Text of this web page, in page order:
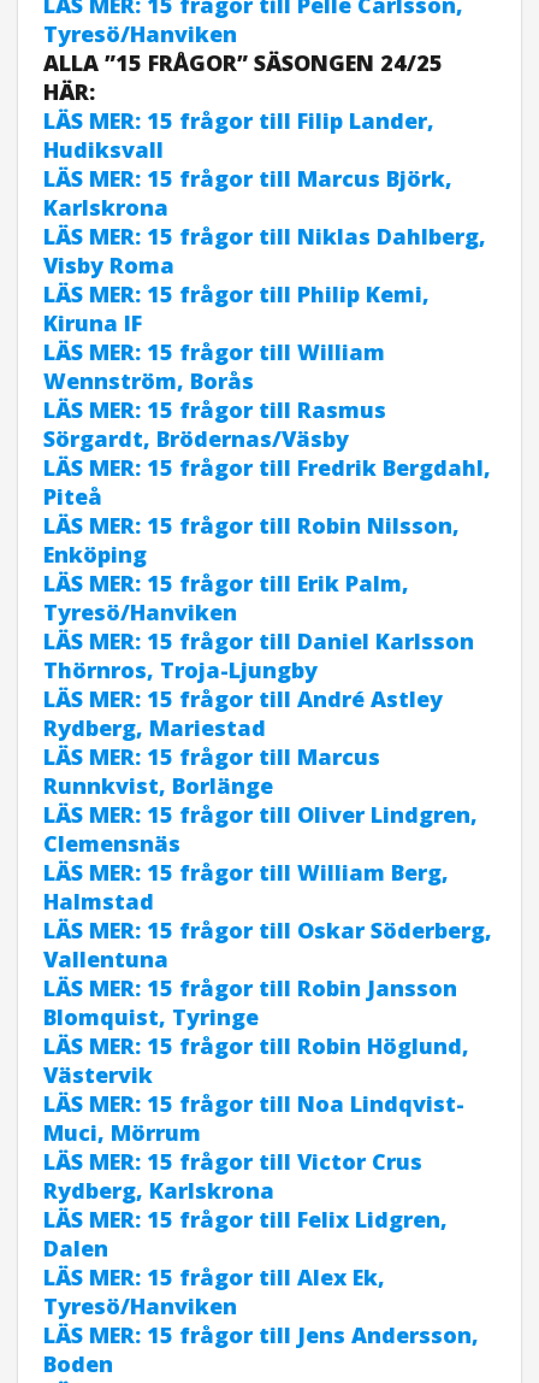
Tyresö/Hanviken
ALLA ”15 FRÅGOR” SÄSONGEN 24/25
HÄR:
LÄS MER: 15 frågor till Filip Lander,
Hudiksvall
LÄS MER: 15 frågor till Marcus Björk,
Karlskrona
LÄS MER: 15 frågor till Niklas Dahlberg,
Visby Roma
LÄS MER: 15 frågor till Philip Kemi,
Kiruna IF
LÄS MER: 15 frågor till William
Wennström, Borås
LÄS MER: 15 frågor till Rasmus
Sörgardt, Brödernas/Väsby
LÄS MER: 15 frågor till Fredrik Bergdahl,
Piteå
LÄS MER: 15 frågor till Robin Nilsson,
Enköping
LÄS MER: 15 frågor till Erik Palm,
Tyresö/Hanviken
LÄS MER: 15 frågor till Daniel Karlsson
Thörnros, Troja-Ljungby
LÄS MER: 15 frågor till André Astley
Rydberg, Mariestad
LÄS MER: 15 frågor till Marcus
Runnkvist, Borlänge
LÄS MER: 15 frågor till Oliver Lindgren,
Clemensnäs
LÄS MER: 15 frågor till William Berg,
Halmstad
LÄS MER: 15 frågor till Oskar Söderberg,
Vallentuna
LÄS MER: 15 frågor till Robin Jansson
Blomquist, Tyringe
LÄS MER: 15 frågor till Robin Höglund,
Västervik
LÄS MER: 15 frågor till Noa Lindqvist-
Muci, Mörrum
LÄS MER: 15 frågor till Victor Crus
Rydberg, Karlskrona
LÄS MER: 15 frågor till Felix Lidgren,
Dalen
LÄS MER: 15 frågor till Alex Ek,
Tyresö/Hanviken
LÄS MER: 15 frågor till Jens Andersson,
Boden